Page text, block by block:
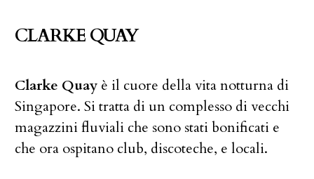
CLARKE QUAY
Clarke Quay è il cuore della vita notturna di
Singapore. Si tratta di un complesso di vecchi
magazzini fluviali che sono stati bonificati e
che ora ospitano club, discoteche, e locali.